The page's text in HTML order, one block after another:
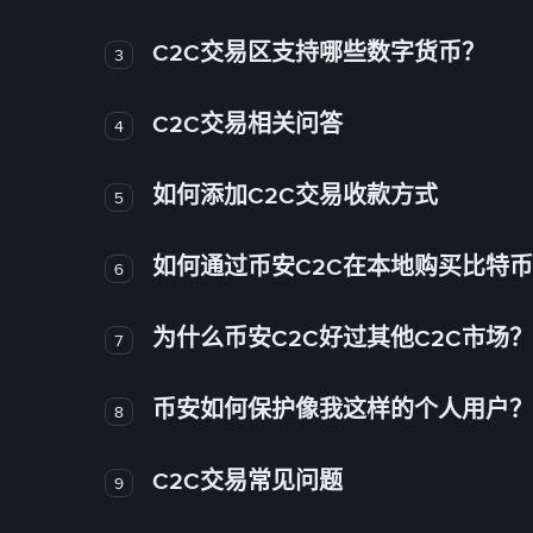
3 C2C交易区支持哪些数字货币？
4 C2C交易相关问答
5 如何添加C2C交易收款方式
6 如何通过币安C2C在本地购买比特
7 为什么币安C2C好过其他C2C市场？
8 币安如何保护像我这样的个人用户？
9 C2C交易常见问题